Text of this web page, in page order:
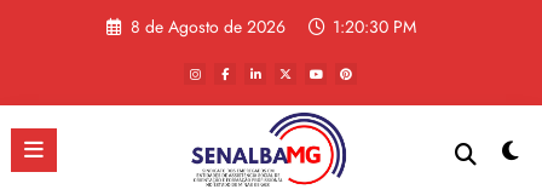
8 de Agosto de 2026 1:20:30 PM